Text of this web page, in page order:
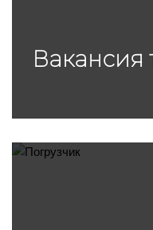
Вакансия